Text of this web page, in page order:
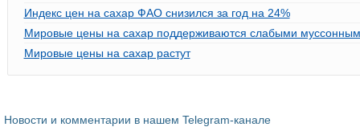
Индекс цен на сахар ФАО снизился за год на 24%
Мировые цены на сахар поддерживаются слабыми
Мировые цены на сахар растут
Новости и комментарии в нашем Telegram-канале